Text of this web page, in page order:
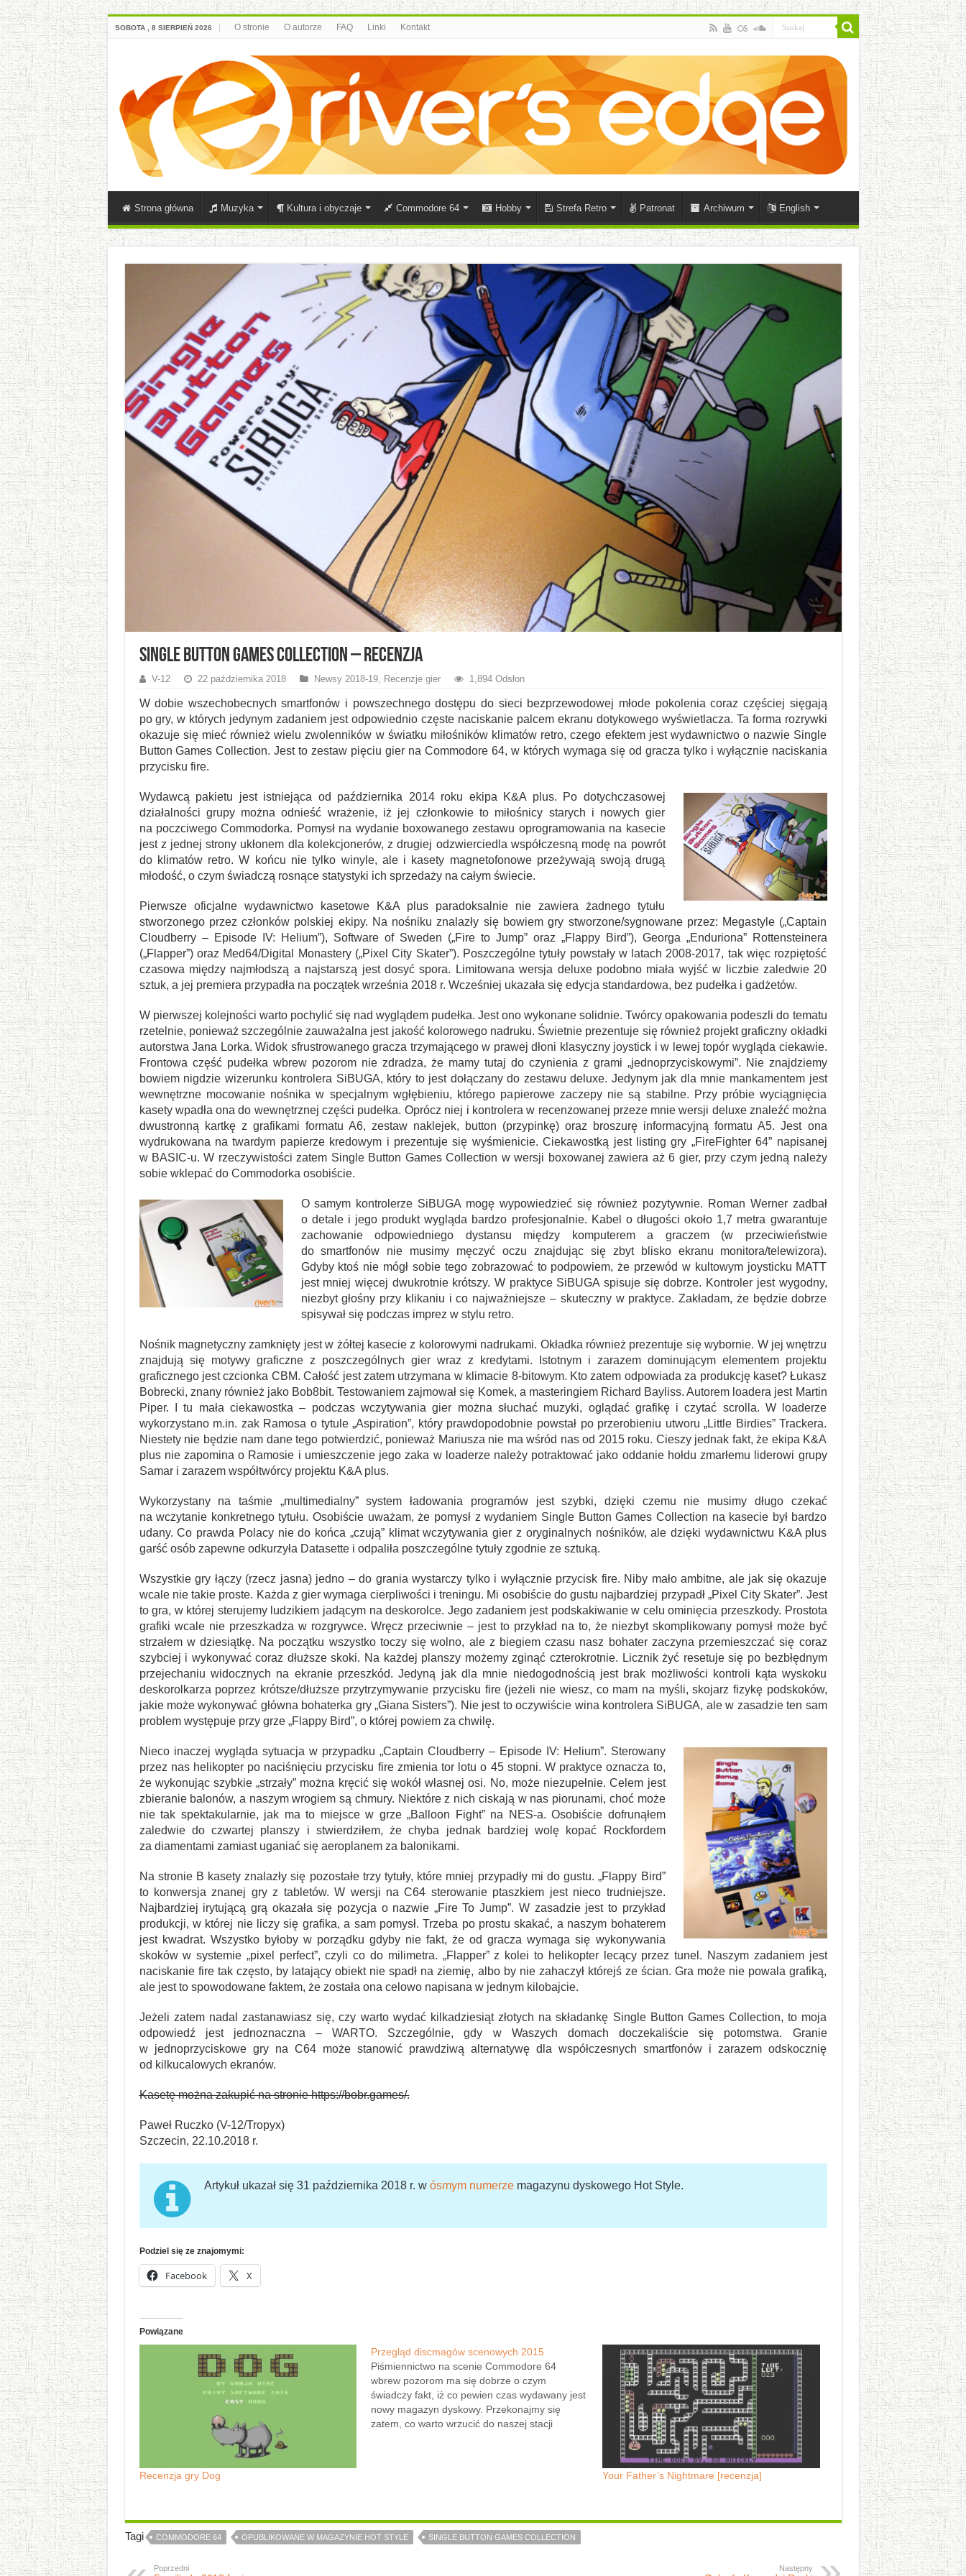
SOBOTA , 8 SIERPIEŃ 2026 O stronie O autorze FAQ Linki Kontakt
Strona główna Muzyka Kultura i obyczaje Commodore 64 Hobby Strefa Retro Patronat Archiwum English
Single Button Games Collection – recenzja
V-12 22 października 2018 Newsy 2018-19, Recenzje gier 1,894 Odsłon
W dobie wszechobecnych smartfonów i powszechnego dostępu do sieci bezprzewodowej młode pokolenia coraz częściej sięgają
po gry, w których jedynym zadaniem jest odpowiednio częste naciskanie palcem ekranu dotykowego wyświetlacza. Ta forma rozrywki
okazuje się mieć również wielu zwolenników w światku miłośników klimatów retro, czego efektem jest wydawnictwo o nazwie Single
Button Games Collection. Jest to zestaw pięciu gier na Commodore 64, w których wymaga się od gracza tylko i wyłącznie naciskania
przycisku fire.
Wydawcą pakietu jest istniejąca od października 2014 roku ekipa K&A plus. Po dotychczasowej
działalności grupy można odnieść wrażenie, iż jej członkowie to miłośnicy starych i nowych gier
na poczciwego Commodorka. Pomysł na wydanie boxowanego zestawu oprogramowania na kasecie
jest z jednej strony ukłonem dla kolekcjonerów, z drugiej odzwierciedla współczesną modę na powrót
do klimatów retro. W końcu nie tylko winyle, ale i kasety magnetofonowe przeżywają swoją drugą
młodość, o czym świadczą rosnące statystyki ich sprzedaży na całym świecie.
Pierwsze oficjalne wydawnictwo kasetowe K&A plus paradoksalnie nie zawiera żadnego tytułu
stworzonego przez członków polskiej ekipy. Na nośniku znalazły się bowiem gry stworzone/sygnowane przez: Megastyle („Captain
Cloudberry – Episode IV: Helium”), Software of Sweden („Fire to Jump” oraz „Flappy Bird”), Georga „Enduriona” Rottensteinera
(„Flapper”) oraz Med64/Digital Monastery („Pixel City Skater”). Poszczególne tytuły powstały w latach 2008-2017, tak więc rozpiętość
czasowa między najmłodszą a najstarszą jest dosyć spora. Limitowana wersja deluxe podobno miała wyjść w liczbie zaledwie 20
sztuk, a jej premiera przypadła na początek września 2018 r. Wcześniej ukazała się edycja standardowa, bez pudełka i gadżetów.
W pierwszej kolejności warto pochylić się nad wyglądem pudełka. Jest ono wykonane solidnie. Twórcy opakowania podeszli do tematu
rzetelnie, ponieważ szczególnie zauważalna jest jakość kolorowego nadruku. Świetnie prezentuje się również projekt graficzny okładki
autorstwa Jana Lorka. Widok sfrustrowanego gracza trzymającego w prawej dłoni klasyczny joystick i w lewej topór wygląda ciekawie.
Frontowa część pudełka wbrew pozorom nie zdradza, że mamy tutaj do czynienia z grami „jednoprzyciskowymi”. Nie znajdziemy
bowiem nigdzie wizerunku kontrolera SiBUGA, który to jest dołączany do zestawu deluxe. Jedynym jak dla mnie mankamentem jest
wewnętrzne mocowanie nośnika w specjalnym wgłębieniu, którego papierowe zaczepy nie są stabilne. Przy próbie wyciągnięcia
kasety wpadła ona do wewnętrznej części pudełka. Oprócz niej i kontrolera w recenzowanej przeze mnie wersji deluxe znaleźć można
dwustronną kartkę z grafikami formatu A6, zestaw naklejek, button (przypinkę) oraz broszurę informacyjną formatu A5. Jest ona
wydrukowana na twardym papierze kredowym i prezentuje się wyśmienicie. Ciekawostką jest listing gry „FireFighter 64” napisanej
w BASIC-u. W rzeczywistości zatem Single Button Games Collection w wersji boxowanej zawiera aż 6 gier, przy czym jedną należy
sobie wklepać do Commodorka osobiście.
O samym kontrolerze SiBUGA mogę wypowiedzieć się również pozytywnie. Roman Werner zadbał
o detale i jego produkt wygląda bardzo profesjonalnie. Kabel o długości około 1,7 metra gwarantuje
zachowanie odpowiedniego dystansu między komputerem a graczem (w przeciwieństwie
do smartfonów nie musimy męczyć oczu znajdując się zbyt blisko ekranu monitora/telewizora).
Gdyby ktoś nie mógł sobie tego zobrazować to podpowiem, że przewód w kultowym joysticku MATT
jest mniej więcej dwukrotnie krótszy. W praktyce SiBUGA spisuje się dobrze. Kontroler jest wygodny,
niezbyt głośny przy klikaniu i co najważniejsze – skuteczny w praktyce. Zakładam, że będzie dobrze
spisywał się podczas imprez w stylu retro.
Nośnik magnetyczny zamknięty jest w żółtej kasecie z kolorowymi nadrukami. Okładka również prezentuje się wybornie. W jej wnętrzu
znajdują się motywy graficzne z poszczególnych gier wraz z kredytami. Istotnym i zarazem dominującym elementem projektu
graficznego jest czcionka CBM. Całość jest zatem utrzymana w klimacie 8-bitowym. Kto zatem odpowiada za produkcję kaset? Łukasz
Bobrecki, znany również jako Bob8bit. Testowaniem zajmował się Komek, a masteringiem Richard Bayliss. Autorem loadera jest Martin
Piper. I tu mała ciekawostka – podczas wczytywania gier można słuchać muzyki, oglądać grafikę i czytać scrolla. W loaderze
wykorzystano m.in. zak Ramosa o tytule „Aspiration”, który prawdopodobnie powstał po przerobieniu utworu „Little Birdies” Trackera.
Niestety nie będzie nam dane tego potwierdzić, ponieważ Mariusza nie ma wśród nas od 2015 roku. Cieszy jednak fakt, że ekipa K&A
plus nie zapomina o Ramosie i umieszczenie jego zaka w loaderze należy potraktować jako oddanie hołdu zmarłemu liderowi grupy
Samar i zarazem współtwórcy projektu K&A plus.
Wykorzystany na taśmie „multimedialny” system ładowania programów jest szybki, dzięki czemu nie musimy długo czekać
na wczytanie konkretnego tytułu. Osobiście uważam, że pomysł z wydaniem Single Button Games Collection na kasecie był bardzo
udany. Co prawda Polacy nie do końca „czują” klimat wczytywania gier z oryginalnych nośników, ale dzięki wydawnictwu K&A plus
garść osób zapewne odkurzyła Datasette i odpaliła poszczególne tytuły zgodnie ze sztuką.
Wszystkie gry łączy (rzecz jasna) jedno – do grania wystarczy tylko i wyłącznie przycisk fire. Niby mało ambitne, ale jak się okazuje
wcale nie takie proste. Każda z gier wymaga cierpliwości i treningu. Mi osobiście do gustu najbardziej przypadł „Pixel City Skater”. Jest
to gra, w której sterujemy ludzikiem jadącym na deskorolce. Jego zadaniem jest podskakiwanie w celu ominięcia przeszkody. Prostota
grafiki wcale nie przeszkadza w rozgrywce. Wręcz przeciwnie – jest to przykład na to, że niezbyt skomplikowany pomysł może być
strzałem w dziesiątkę. Na początku wszystko toczy się wolno, ale z biegiem czasu nasz bohater zaczyna przemieszczać się coraz
szybciej i wykonywać coraz dłuższe skoki. Na każdej planszy możemy zginąć czterokrotnie. Licznik żyć resetuje się po bezbłędnym
przejechaniu widocznych na ekranie przeszkód. Jedyną jak dla mnie niedogodnością jest brak możliwości kontroli kąta wyskoku
deskorolkarza poprzez krótsze/dłuższe przytrzymywanie przycisku fire (jeżeli nie wiesz, co mam na myśli, skojarz fizykę podskoków,
jakie może wykonywać główna bohaterka gry „Giana Sisters”). Nie jest to oczywiście wina kontrolera SiBUGA, ale w zasadzie ten sam
problem występuje przy grze „Flappy Bird”, o której powiem za chwilę.
Nieco inaczej wygląda sytuacja w przypadku „Captain Cloudberry – Episode IV: Helium”. Sterowany
przez nas helikopter po naciśnięciu przycisku fire zmienia tor lotu o 45 stopni. W praktyce oznacza to,
że wykonując szybkie „strzały” można kręcić się wokół własnej osi. No, może niezupełnie. Celem jest
zbieranie balonów, a naszym wrogiem są chmury. Niektóre z nich ciskają w nas piorunami, choć może
nie tak spektakularnie, jak ma to miejsce w grze „Balloon Fight” na NES-a. Osobiście dofrunąłem
zaledwie do czwartej planszy i stwierdziłem, że chyba jednak bardziej wolę kopać Rockfordem
za diamentami zamiast uganiać się aeroplanem za balonikami.
Na stronie B kasety znalazły się pozostałe trzy tytuły, które mniej przypadły mi do gustu. „Flappy Bird”
to konwersja znanej gry z tabletów. W wersji na C64 sterowanie ptaszkiem jest nieco trudniejsze.
Najbardziej irytującą grą okazała się pozycja o nazwie „Fire To Jump”. W zasadzie jest to przykład
produkcji, w której nie liczy się grafika, a sam pomysł. Trzeba po prostu skakać, a naszym bohaterem
jest kwadrat. Wszystko byłoby w porządku gdyby nie fakt, że od gracza wymaga się wykonywania
skoków w systemie „pixel perfect”, czyli co do milimetra. „Flapper” z kolei to helikopter lecący przez tunel. Naszym zadaniem jest
naciskanie fire tak często, by latający obiekt nie spadł na ziemię, albo by nie zahaczył którejś ze ścian. Gra może nie powala grafiką,
ale jest to spowodowane faktem, że została ona celowo napisana w jednym kilobajcie.
Jeżeli zatem nadal zastanawiasz się, czy warto wydać kilkadziesiąt złotych na składankę Single Button Games Collection, to moja
odpowiedź jest jednoznaczna – WARTO. Szczególnie, gdy w Waszych domach doczekaliście się potomstwa. Granie
w jednoprzyciskowe gry na C64 może stanowić prawdziwą alternatywę dla współczesnych smartfonów i zarazem odskocznię
od kilkucalowych ekranów.
Kasetę można zakupić na stronie https://bobr.games/.
Paweł Ruczko (V-12/Tropyx)
Szczecin, 22.10.2018 r.
Artykuł ukazał się 31 października 2018 r. w ósmym numerzemagazynu dyskowego Hot Style.
Podziel się ze znajomymi:
Facebook X
Powiązane
Recenzja gry Dog
Przegląd discmagów scenowych 2015
Piśmiennictwo na scenie Commodore 64
wbrew pozorom ma się dobrze o czym
świadczy fakt, iż co pewien czas wydawany jest
nowy magazyn dyskowy. Przekonajmy się
zatem, co warto wrzucić do naszej stacji
Your Father’s Nightmare [recenzja]
Tagi COMMODORE 64 OPUBLIKOWANE W MAGAZYNIE HOT STYLE SINGLE BUTTON GAMES COLLECTION
Poprzedni Następny